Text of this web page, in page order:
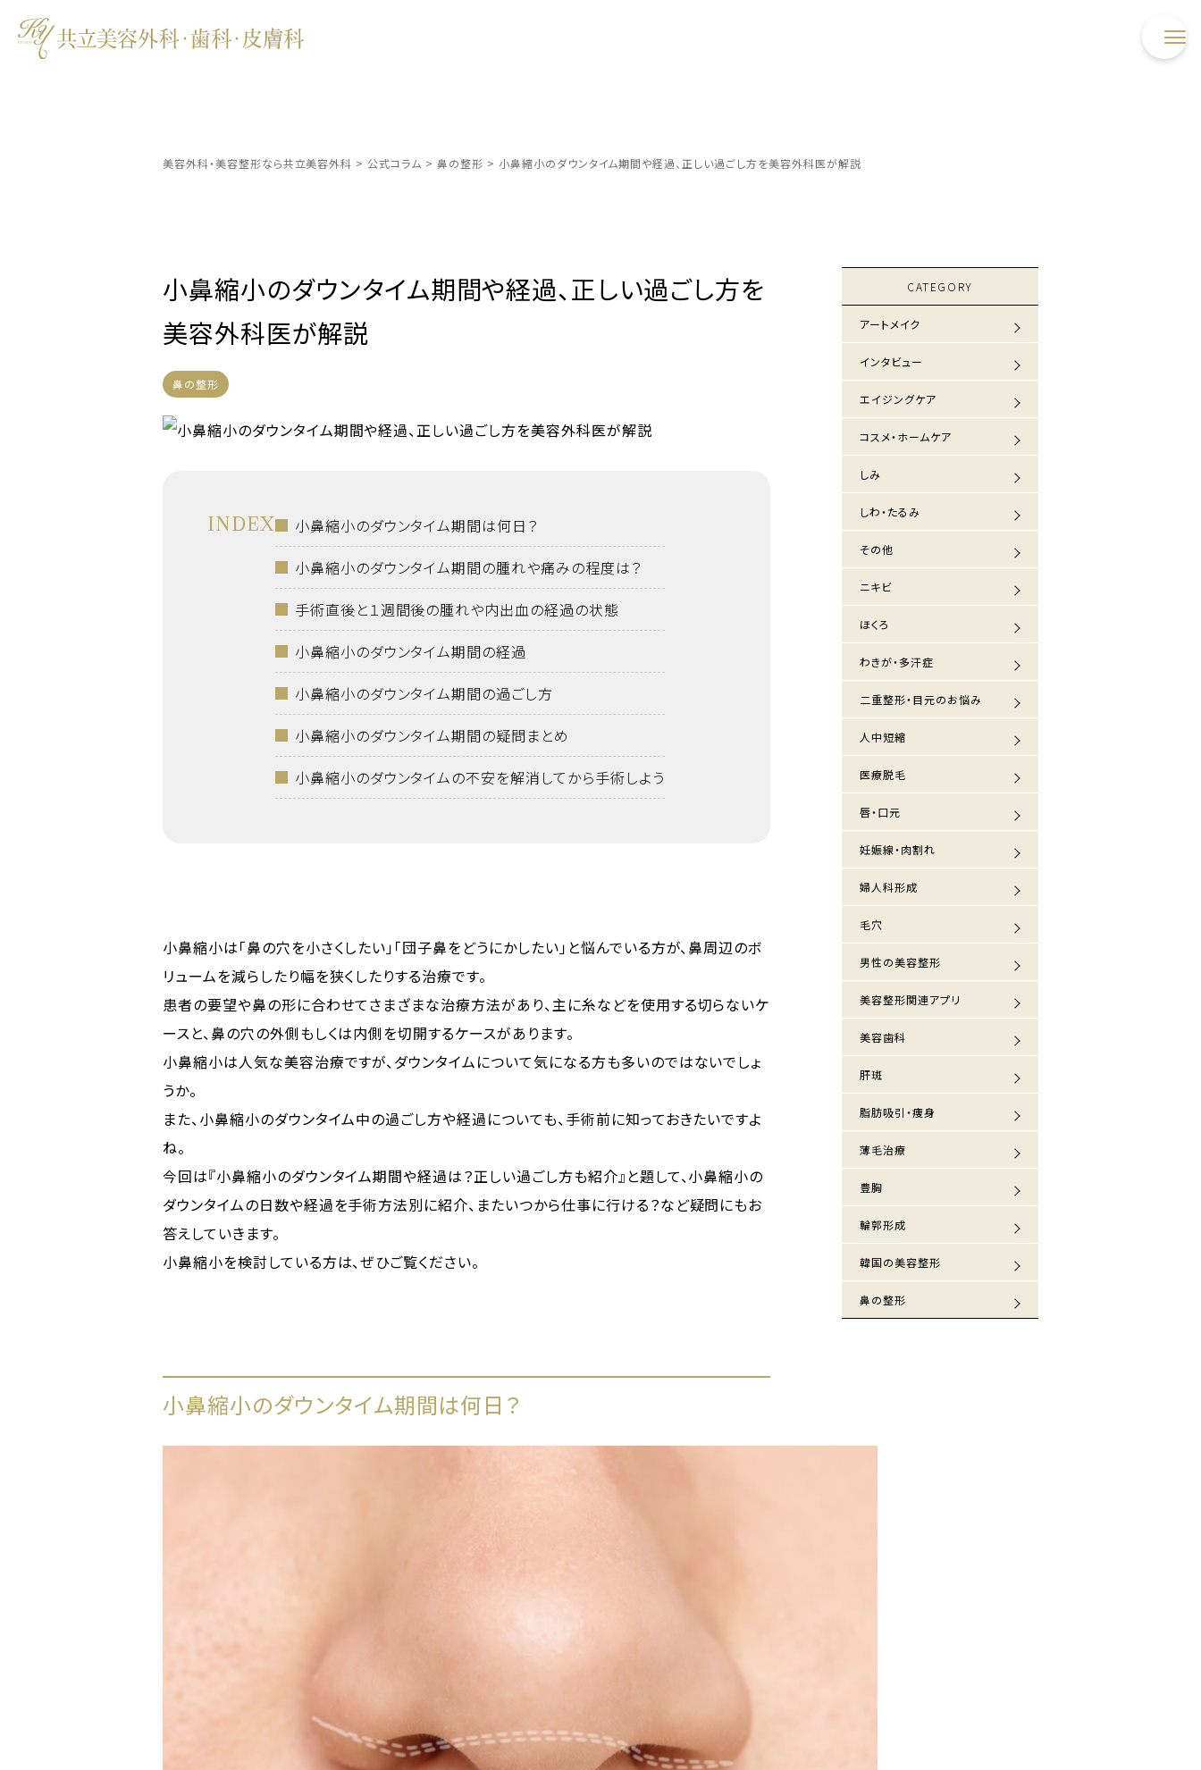
美容外科・美容整形なら共立美容外科 > 公式コラム > 鼻の整形 > 小鼻縮小のダウンタイム期間や経過、正しい過ごし方を美容外科医が解説
小鼻縮小のダウンタイム期間や経過、正しい過ごし方を
美容外科医が解説
鼻の整形
INDEX
小鼻縮小のダウンタイム期間は何日？
小鼻縮小のダウンタイム期間の腫れや痛みの程度は？
手術直後と１週間後の腫れや内出血の経過の状態
小鼻縮小のダウンタイム期間の経過
小鼻縮小のダウンタイム期間の過ごし方
小鼻縮小のダウンタイム期間の疑問まとめ
小鼻縮小のダウンタイムの不安を解消してから手術しよう
小鼻縮小は「鼻の穴を小さくしたい」「団子鼻をどうにかしたい」と悩んでいる方が、鼻周辺のボ
リュームを減らしたり幅を狭くしたりする治療です。
患者の要望や鼻の形に合わせてさまざまな治療方法があり、主に糸などを使用する切らないケ
ースと、鼻の穴の外側もしくは内側を切開するケースがあります。
小鼻縮小は人気な美容治療ですが、ダウンタイムについて気になる方も多いのではないでしょ
うか。
また、小鼻縮小のダウンタイム中の過ごし方や経過についても、手術前に知っておきたいですよ
ね。
今回は『小鼻縮小のダウンタイム期間や経過は？正しい過ごし方も紹介』と題して、小鼻縮小の
ダウンタイムの日数や経過を手術方法別に紹介、またいつから仕事に行ける？など疑問にもお
答えしていきます。
小鼻縮小を検討している方は、ぜひご覧ください。
小鼻縮小のダウンタイム期間は何日？
CATEGORY
アートメイク
インタビュー
エイジングケア
コスメ・ホームケア
しみ
しわ・たるみ
その他
ニキビ
ほくろ
わきが・多汗症
二重整形・目元のお悩み
人中短縮
医療脱毛
唇・口元
妊娠線・肉割れ
婦人科形成
毛穴
男性の美容整形
美容整形関連アプリ
美容歯科
肝斑
脂肪吸引・痩身
薄毛治療
豊胸
輪郭形成
韓国の美容整形
鼻の整形